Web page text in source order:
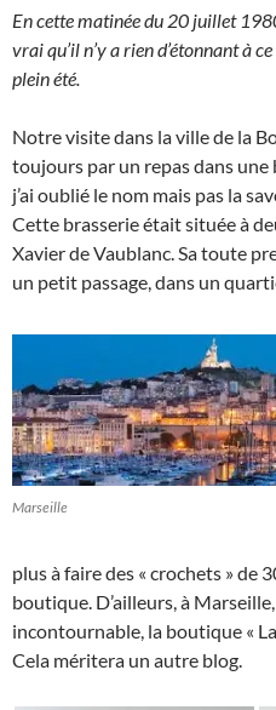
En cette matinée du 20 juillet
vrai qu’il n’y a rien d’étonnant à
plein été.
Notre visite dans la ville de la
toujours par un repas dans
j’ai oublié le nom mais pas la
Cette brasserie était située à
Xavier de Vaublanc. Sa toute
un petit passage, dans un
Marseille
plus à faire des « crochets » de
boutique. D’ailleurs, à
incontournable, la boutique «
Cela méritera un autre blog.